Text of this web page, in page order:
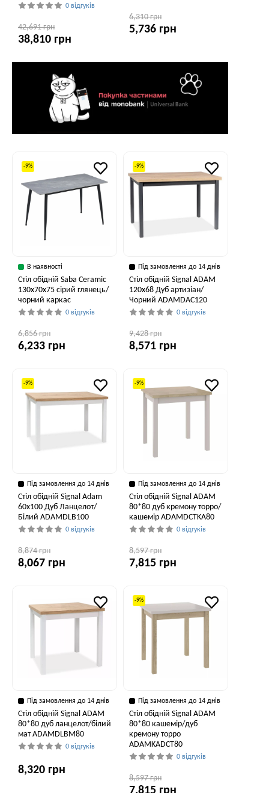
0 відгуків
42,691 грн
38,810 грн
6,310 грн
5,736 грн
-9%
В наявності
Стіл обідній Saba Ceramic
130x70x75 сірий глянець/
чорний каркас
0 відгуків
6,856 грн
6,233 грн
-9%
Під замовлення до 14 днів
Стіл обідній Signal ADAM
120x68 Дуб артизіан/
Чорний ADAMDAC120
0 відгуків
9,428 грн
8,571 грн
-9%
Під замовлення до 14 днів
Стіл обідній Signal Adam
60x100 Дуб Ланцелот/
Білий ADAMDLB100
0 відгуків
8,874 грн
8,067 грн
-9%
Під замовлення до 14 днів
Стіл обідній Signal ADAM
80*80 дуб кремону торро/
кашемір ADAMDCTKA80
0 відгуків
8,597 грн
7,815 грн
Під замовлення до 14 днів
Стіл обідній Signal ADAM
80*80 дуб ланцелот/білий
мат ADAMDLBM80
0 відгуків
8,320 грн
-9%
Під замовлення до 14 днів
Стіл обідній Signal ADAM
80*80 кашемір/дуб
кремону торро
ADAMKADCT80
0 відгуків
8,597 грн
7,815 грн